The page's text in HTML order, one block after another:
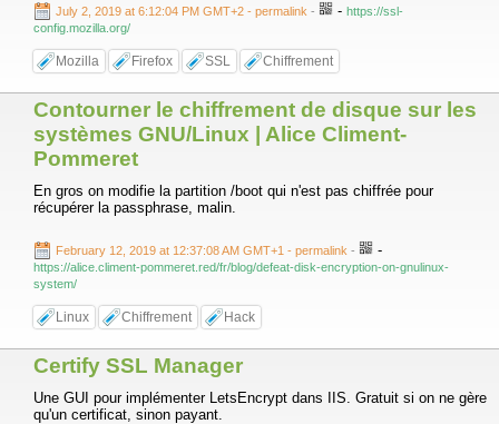
July 2, 2019 at 6:12:04 PM GMT+2 - permalink - - https://ssl-
config.mozilla.org/
Mozilla Firefox SSL Chiffrement
Contourner le chiffrement de disque sur les
systèmes GNU/Linux | Alice Climent-
Pommeret
En gros on modifie la partition /boot qui n'est pas chiffrée pour
récupérer la passphrase, malin.
February 12, 2019 at 12:37:08 AM GMT+1 - permalink - -
https://alice.climent-pommeret.red/fr/blog/defeat-disk-encryption-on-gnulinux-
system/
Linux Chiffrement Hack
Certify SSL Manager
Une GUI pour implémenter LetsEncrypt dans IIS. Gratuit si on ne gère
qu'un certificat, sinon payant.